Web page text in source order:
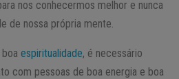
nos conhecermos melhor e nunca
de nossa própria mente.
espiritualidade, é necessário
com pessoas de boa energia e boa